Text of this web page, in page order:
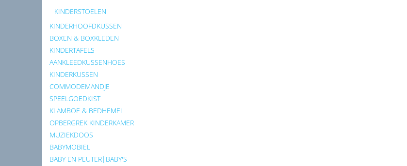
KINDERSTOELEN
KINDERHOOFDKUSSEN
BOXEN & BOXKLEDEN
KINDERTAFELS
AANKLEEDKUSSENHOES
KINDERKUSSEN
COMMODEMANDJE
SPEELGOEDKIST
KLAMBOE & BEDHEMEL
OPBERGREK KINDERKAMER
MUZIEKDOOS
BABYMOBIEL
BABY EN PEUTER|BABY'S